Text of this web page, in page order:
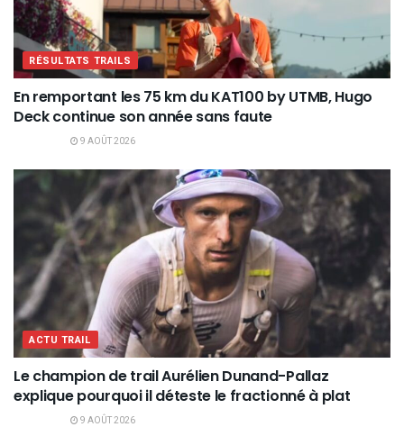
RÉSULTATS TRAILS
En remportant les 75 km du KAT100 by UTMB, Hugo
Deck continue son année sans faute
9 AOÛT 2026
ACTU TRAIL
Le champion de trail Aurélien Dunand-Pallaz
explique pourquoi il déteste le fractionné à plat
9 AOÛT 2026